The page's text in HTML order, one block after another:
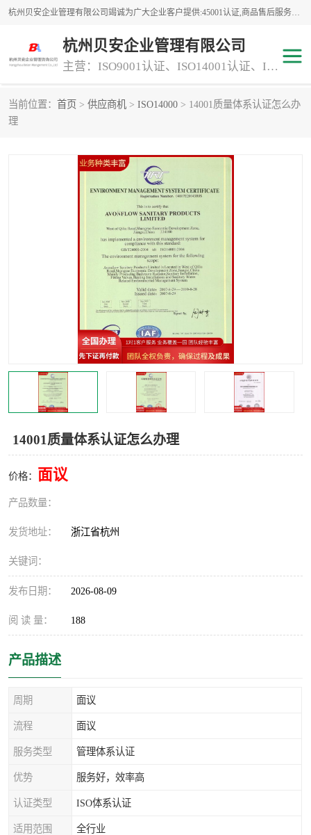
杭州贝安企业管理有限公司竭诚为广大企业客户提供:45001认证,商品售后服务认证,CE认证,知识产权体系认证,iso体系认证等服务,公司提供一条认证服务,方便快捷.
杭州贝安企业管理有限公司
主营：ISO9001认证、ISO14001认证、ISO认证、ISO22000认证、ISO/TS16949认证,FSC森林认证
当前位置： 首页 > 供应商机 > ISO14000 > 14001质量体系认证怎么办
理
14001质量体系认证怎么办理
价格： 面议
产品数量：
发货地址： 浙江省杭州
关键词：
发布日期： 2026-08-09
阅 读 量： 188
产品描述
周期 面议
流程 面议
服务类型 管理体系认证
优势 服务好，效率高
认证类型 ISO体系认证
适用范围 全行业
专业资质评价证书(1) ISO9000
45001认证
交通运输服务
消防设施工程专业承包
交通运输服务认证
ISO9001认证 ISO14001认证
ISO认证 OHSAS18001认证
iso22000认证
ISO27001信息安全认证